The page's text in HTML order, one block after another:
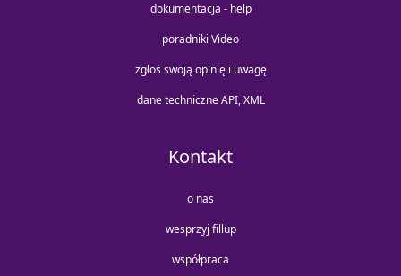
dokumentacja - help
poradniki Video
zgłoś swoją opinię i uwagę
dane techniczne API, XML
Kontakt
o nas
wesprzyj fillup
współpraca